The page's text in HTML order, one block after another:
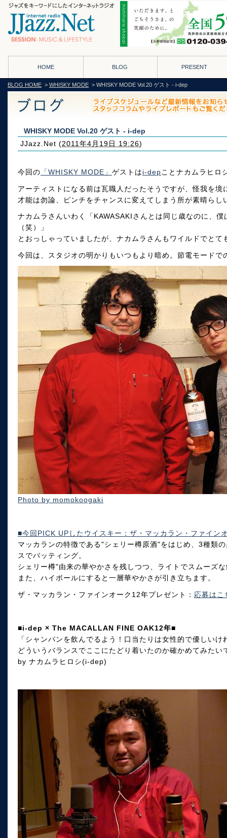
HOME BLOG PRESENT
BLOG HOME > WHISKY MODE > WHISKY MODE Vol.20 ゲスト - i-dep
WHISKY MODE Vol.20 ゲスト - i-dep
JJazz.Net (2011年4月19日 19:26)
今回の 「WHISKY MODE」 ゲストはi-depことナカムラヒロ
アーティストになる前は瓦職人だったそうですが、怪我を
才能は勿論、ピンチをチャンスに変えてしまう所が素晴らし
ナカムラさんいわく「KAWASAKIさんとは同じ歳なのに、
（笑）」
とおっしゃっていましたが、ナカムラさんもワイルドでとて
今回は、スタジオの明かりもいつもより暗め。節電モード
Photo by momokoogaki
■今回PICK UPしたウイスキー：ザ・マッカラン・ファイン
マッカランの特徴である"シェリー樽原酒"をはじめ、3種類
スでバッティング。
シェリー樽"由来の華やかさを残しつつ、ライトでスムーズ
また、ハイボールにすると一層華やかさが引き立ちます。
ザ・マッカラン・ファインオーク12年プレゼント： 応募はこ
■i-dep × The MACALLAN FINE OAK12年■
「シャンパンを飲んでるよう！口当たりは女性的で優しい
どういうバランスでここにたどり着いたのか確かめてみた
by ナカムラヒロシ(i-dep)